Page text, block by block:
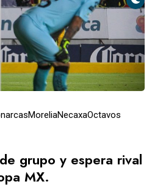
MoreliaNecaxaOctavos
grupo y espera rival
MX.